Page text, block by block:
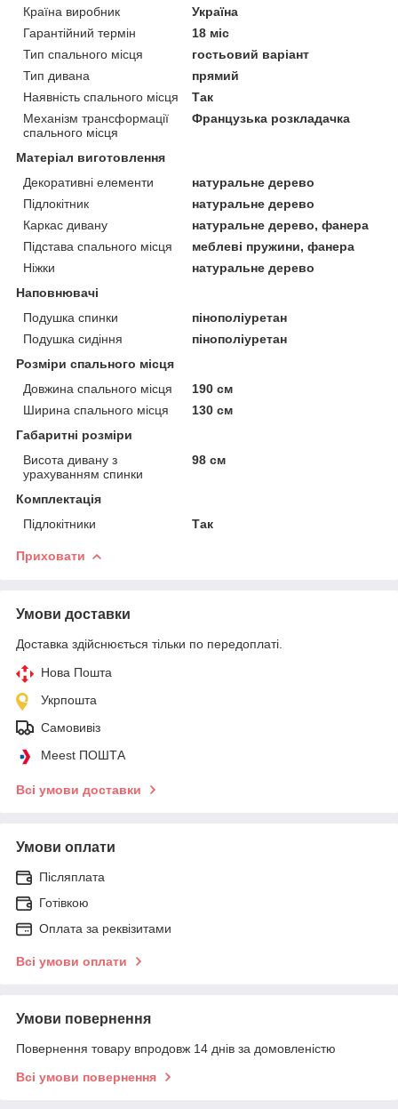
Країна виробник
Україна
Гарантійний термін
18 міс
Тип спального місця
гостьовий варіант
Тип дивана
прямий
Наявність спального місця
Так
Механізм трансформації
спального місця
Французька розкладачка
Матеріал виготовлення
Декоративні елементи
натуральне дерево
Підлокітник
натуральне дерево
Каркас дивану
натуральне дерево, фанера
Підстава спального місця
меблеві пружини, фанера
Ніжки
натуральне дерево
Наповнювачі
Подушка спинки
пінополіуретан
Подушка сидіння
пінополіуретан
Розміри спального місця
Довжина спального місця
190 см
Ширина спального місця
130 см
Габаритні розміри
Висота дивану з
урахуванням спинки
98 см
Комплектація
Підлокітники
Так
Приховати
Умови доставки
Доставка здійснюється тільки по передоплаті.
Нова Пошта
Укрпошта
Самовивіз
Meest ПОШТА
Всі умови доставки
Умови оплати
Післяплата
Готівкою
Оплата за реквізитами
Всі умови оплати
Умови повернення
Повернення товару впродовж 14 днів за домовленістю
Всі умови повернення